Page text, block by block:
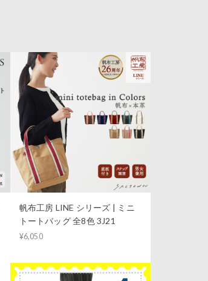
帆布工房 LINE シリーズ | ミニ
トートバッグ 全8色 3J21
¥6,050